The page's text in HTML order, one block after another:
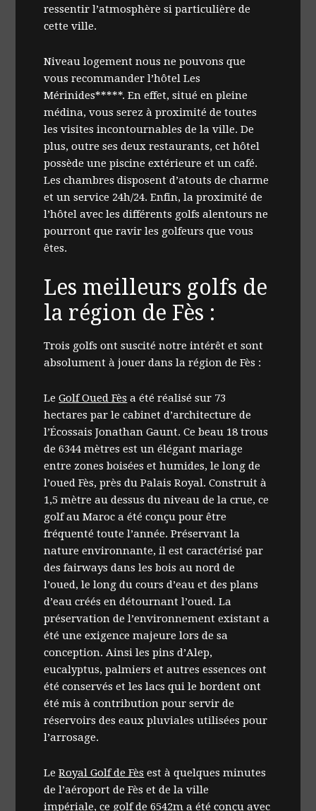
ressentir l’atmosphère si particulière de
cette ville.
Niveau logement nous ne pouvons que
vous recommander l’hôtel Les
Mérinides*****. En effet, situé en pleine
médina, vous serez à proximité de toutes
les visites incontournables de la ville. De
plus, outre ses deux restaurants, cet hôtel
possède une piscine extérieure et un café.
Les chambres disposent d’atouts de charme
et un service 24h/24. Enfin, la proximité de
l’hôtel avec les différents golfs alentours ne
pourront que ravir les golfeurs que vous
êtes.
Les meilleurs golfs de
la région de Fès :
Trois golfs ont suscité notre intérêt et sont
absolument à jouer dans la région de Fès :
LeGolf Oued Fès a été réalisé sur 73
hectares par le cabinet d’architecture de
l’Écossais Jonathan Gaunt. Ce beau 18 trous
de 6344 mètres est un élégant mariage
entre zones boisées et humides, le long de
l’oued Fès, près du Palais Royal. Construit à
1,5 mètre au dessus du niveau de la crue, ce
golf au Maroc a été conçu pour être
fréquenté toute l’année. Préservant la
nature environnante, il est caractérisé par
des fairways dans les bois au nord de
l’oued, le long du cours d’eau et des plans
d’eau créés en détournant l’oued. La
préservation de l’environnement existant a
été une exigence majeure lors de sa
conception. Ainsi les pins d’Alep,
eucalyptus, palmiers et autres essences ont
été conservés et les lacs qui le bordent ont
été mis à contribution pour servir de
réservoirs des eaux pluviales utilisées pour
l’arrosage.
LeRoyal Golf de Fès est à quelques minutes
de l’aéroport de Fès et de la ville
impériale, ce golf de 6542m a été conçu avec